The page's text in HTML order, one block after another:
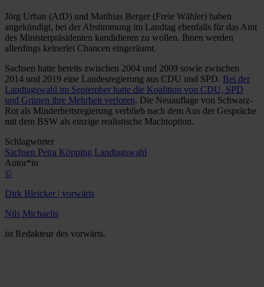
Jörg Urban (AfD) und Matthias Berger (Freie Wähler) haben
angekündigt, bei der Abstimmung im Landtag ebenfalls für das Amt
des Ministerpräsidenten kandidieren zu wollen. Ihnen werden
allerdings keinerlei Chancen eingeräumt.
Sachsen hatte bereits zwischen 2004 und 2009 sowie zwischen
2014 und 2019 eine Landesregierung aus CDU und SPD. Bei der
Landtagswahl im September hatte die Koalition von CDU, SPD
und Grünen ihre Mehrheit verloren. Die Neuauflage von Schwarz-
Rot als Minderheitsregierung verblieb nach dem Aus der Gespräche
mit dem BSW als einzige realistische Machtoption.
Schlagwörter
Sachsen Petra Köpping Landtagswahl
Autor*in
©
Dirk Bleicker | vorwärts
Nils Michaelis
ist Redakteur des vorwärts.